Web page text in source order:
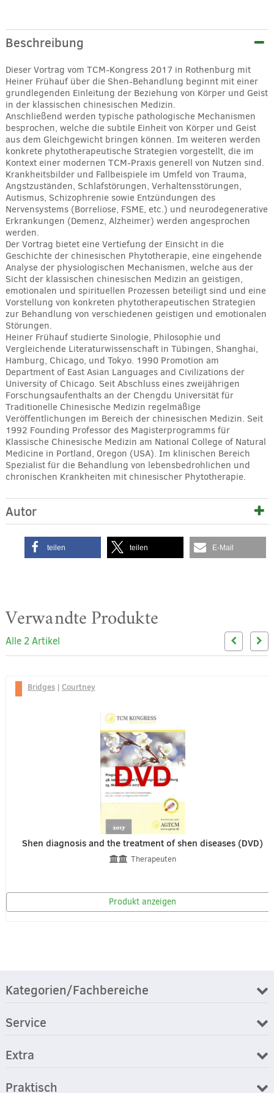
Beschreibung
Dieser Vortrag vom TCM-Kongress 2017 in Rothenburg mit
Heiner Frühauf über die Shen-Behandlung beginnt mit einer
grundlegenden Einleitung der Beziehung von Körper und Geist
in der klassischen chinesischen Medizin.
Anschließend werden typische pathologische Mechanismen
besprochen, welche die subtile Einheit von Körper und Geist
aus dem Gleichgewicht bringen können. Im weiteren werden
konkrete phytotherapeutische Strategien vorgestellt, die im
Kontext einer modernen TCM-Praxis generell von Nutzen sind.
Krankheitsbilder und Fallbeispiele im Umfeld von Trauma,
Angstzuständen, Schlafstörungen, Verhaltensstörungen,
Autismus, Schizophrenie sowie Entzündungen des
Nervensystems (Borreliose, FSME, etc.) und neurodegenerative
Erkrankungen (Demenz, Alzheimer) werden angesprochen
werden.
Der Vortrag bietet eine Vertiefung der Einsicht in die
Geschichte der chinesischen Phytotherapie, eine eingehende
Analyse der physiologischen Mechanismen, welche aus der
Sicht der klassischen chinesischen Medizin an geistigen,
emotionalen und spirituellen Prozessen beteiligt sind und eine
Vorstellung von konkreten phytotherapeutischen Strategien
zur Behandlung von verschiedenen geistigen und emotionalen
Störungen.
Heiner Frühauf studierte Sinologie, Philosophie und
Vergleichende Literaturwissenschaft in Tübingen, Shanghai,
Hamburg, Chicago, und Tokyo. 1990 Promotion am
Department of East Asian Languages and Civilizations der
University of Chicago. Seit Abschluss eines zweijährigen
Forschungsaufenthalts an der Chengdu Universität für
Traditionelle Chinesische Medizin regelmäßige
Veröffentlichungen im Bereich der chinesischen Medizin. Seit
1992 Founding Professor des Magisterprogramms für
Klassische Chinesische Medizin am National College of Natural
Medicine in Portland, Oregon (USA). Im klinischen Bereich
Spezialist für die Behandlung von lebensbedrohlichen und
chronischen Krankheiten mit chinesischer Phytotherapie.
Autor
teilen teilen E-Mail
Verwandte Produkte
Alle 2 Artikel
Bridges| Courtney
Shen diagnosis and the treatment of shen diseases (DVD)
Therapeuten
Produkt anzeigen
Kategorien/Fachbereiche
Service
Extra
Praktisch